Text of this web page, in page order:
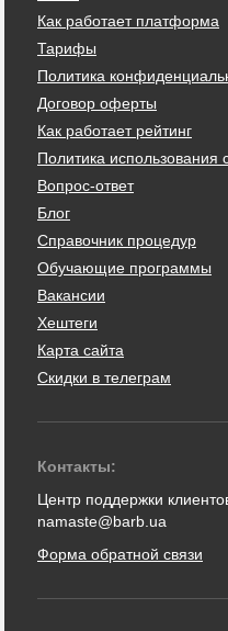
Как работает платформа
Тарифы
Политика
Договор оферты
Как работает рейтинг
Политика использования
Вопрос-ответ
Блог
Справочник процедур
Обучающие программы
Вакансии
Хештеги
Карта сайта
Скидки в телеграм
Контакты:
Центр поддержки
namaste@barb.ua
Форма обратной связи